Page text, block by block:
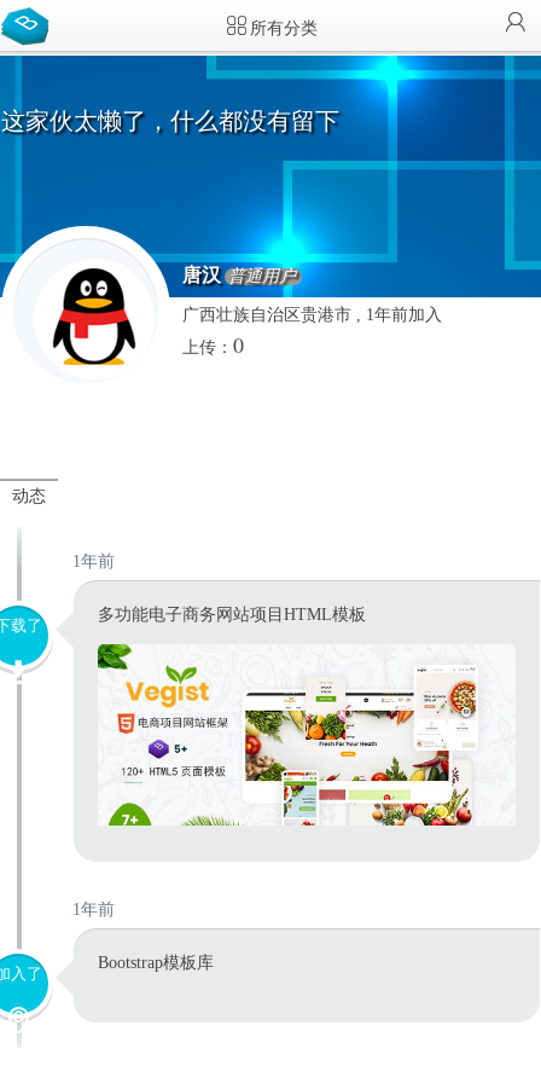
所有分类
这家伙太懒了，什么都没有留下
唐汉 普通用户
广西壮族自治区贵港市 , 1年前加入
上传： 0
动态
1年前
载了
多功能电子商务网站项目HTML模板
1年前
入了
Bootstrap模板库